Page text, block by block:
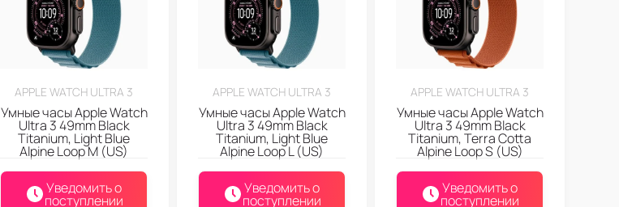
APPLE WATCH ULTRA 3
Умные часы Apple Watch
Ultra 3 49mm Black
Titanium, Light Blue
Alpine Loop M (US)
Уведомить о
поступлении
APPLE WATCH ULTRA 3
Умные часы Apple Watch
Ultra 3 49mm Black
Titanium, Light Blue
Alpine Loop L (US)
Уведомить о
поступлении
APPLE WATCH ULTRA 3
Умные часы Apple Watch
Ultra 3 49mm Black
Titanium, Terra Cotta
Alpine Loop S (US)
Уведомить о
поступлении